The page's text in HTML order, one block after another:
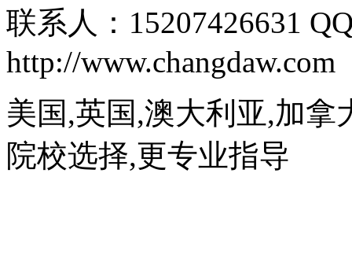
联系人：15207426631
http://www.changdaw.com
美国,英国,澳大利亚,加拿
院校选择,更专业指导